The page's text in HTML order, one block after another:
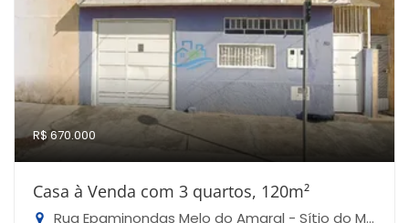
R$ 670.000
Casa à Venda com 3 quartos, 120m²
Rua Epaminondas Melo do Amaral - Sítio do Mandaqui, São Paulo-SP